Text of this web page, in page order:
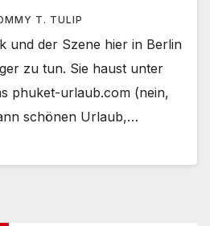
T. TULIP
und der Szene hier in Berlin
zu tun. Sie haust unter
phuket-urlaub.com (nein,
schönen Urlaub,…